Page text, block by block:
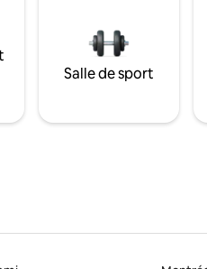
Salle de sport